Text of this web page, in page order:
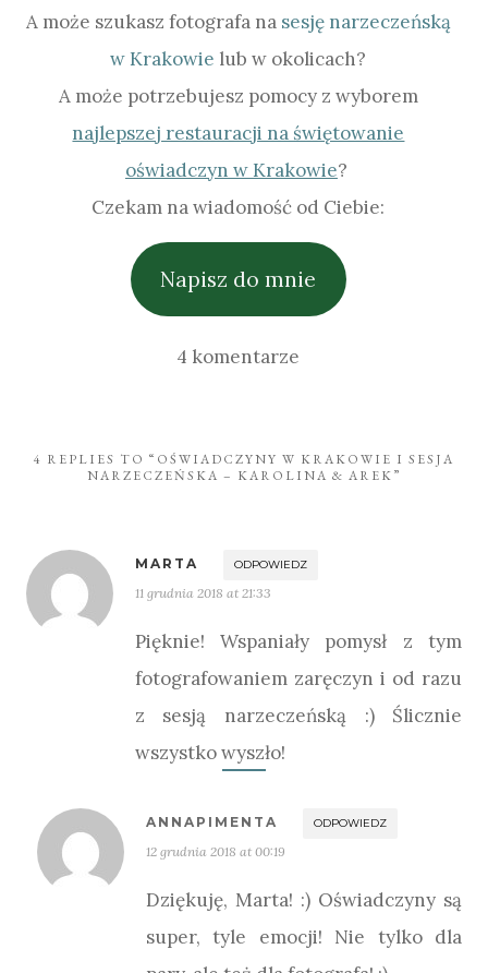
A może szukasz fotografa na sesję narzeczeńską
w Krakowie lub w okolicach?
A może potrzebujesz pomocy z wyborem
najlepszej restauracji na świętowanie
oświadczyn w Krakowie?
Czekam na wiadomość od Ciebie:
Napisz do mnie
4 komentarze
4 REPLIES TO “OŚWIADCZYNY W KRAKOWIE I SESJA
NARZECZEŃSKA – KAROLINA & AREK”
MARTA ODPOWIEDZ
11 grudnia 2018 at 21:33
Pięknie! Wspaniały pomysł z tym
fotografowaniem zaręczyn i od razu
z sesją narzeczeńską :) Ślicznie
wszystko wyszło!
ANNAPIMENTA ODPOWIEDZ
12 grudnia 2018 at 00:19
Dziękuję, Marta! :) Oświadczyny są
super, tyle emocji! Nie tylko dla